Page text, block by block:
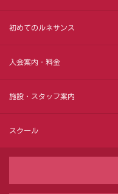
初めてのルネサンス
入会案内・料金
施設・スタッフ案内
スクール